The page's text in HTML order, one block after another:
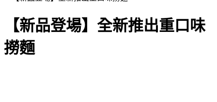
【新品登場】全新推出重口味
撈麵